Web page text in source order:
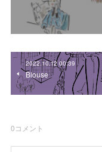
2022.10.12 00:39
Blouse
0コメント